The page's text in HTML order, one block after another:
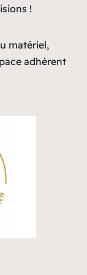
!
matériel,
adhérent